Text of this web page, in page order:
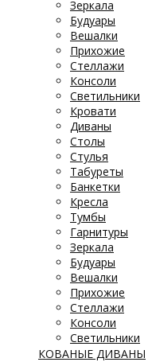
Зеркала
Будуары
Вешалки
Прихожие
Стеллажи
Консоли
Светильники
Кровати
Диваны
Столы
Стулья
Табуреты
Банкетки
Кресла
Тумбы
Гарнитуры
Зеркала
Будуары
Вешалки
Прихожие
Стеллажи
Консоли
Светильники
КОВАНЫЕ ДИВАНЫ